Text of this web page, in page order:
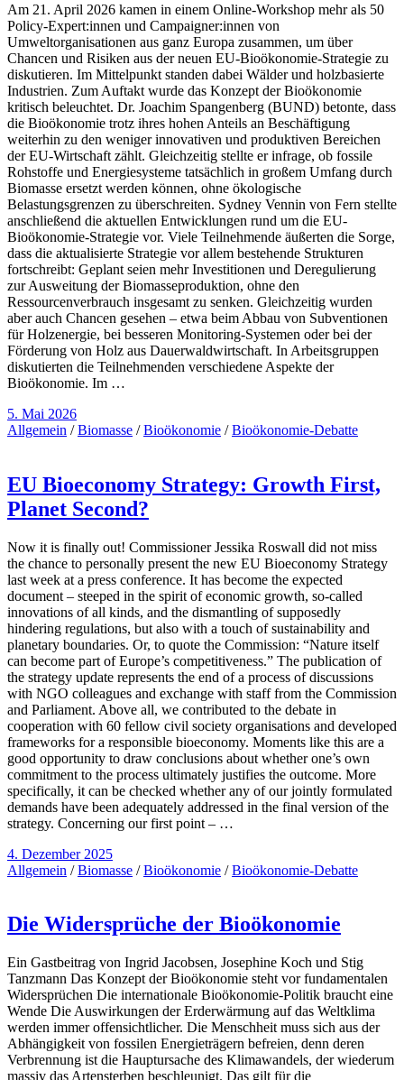
Am 21. April 2026 kamen in einem Online-Workshop mehr als 50
Policy-Expert:innen und Campaigner:innen von
Umweltorganisationen aus ganz Europa zusammen, um über
Chancen und Risiken aus der neuen EU-Bioökonomie-Strategie zu
diskutieren. Im Mittelpunkt standen dabei Wälder und holzbasierte
Industrien. Zum Auftakt wurde das Konzept der Bioökonomie
kritisch beleuchtet. Dr. Joachim Spangenberg (BUND) betonte, dass
die Bioökonomie trotz ihres hohen Anteils an Beschäftigung
weiterhin zu den weniger innovativen und produktiven Bereichen
der EU-Wirtschaft zählt. Gleichzeitig stellte er infrage, ob fossile
Rohstoffe und Energiesysteme tatsächlich in großem Umfang durch
Biomasse ersetzt werden können, ohne ökologische
Belastungsgrenzen zu überschreiten. Sydney Vennin von Fern stellte
anschließend die aktuellen Entwicklungen rund um die EU-
Bioökonomie-Strategie vor. Viele Teilnehmende äußerten die Sorge,
dass die aktualisierte Strategie vor allem bestehende Strukturen
fortschreibt: Geplant seien mehr Investitionen und Deregulierung
zur Ausweitung der Biomasseproduktion, ohne den
Ressourcenverbrauch insgesamt zu senken. Gleichzeitig wurden
aber auch Chancen gesehen – etwa beim Abbau von Subventionen
für Holzenergie, bei besseren Monitoring-Systemen oder bei der
Förderung von Holz aus Dauerwaldwirtschaft. In Arbeitsgruppen
diskutierten die Teilnehmenden verschiedene Aspekte der
Bioökonomie. Im …
5. Mai 2026
Allgemein /Biomasse /Bioökonomie /Bioökonomie-Debatte
EU Bioeconomy Strategy: Growth First,
Planet Second?
Now it is finally out! Commissioner Jessika Roswall did not miss
the chance to personally present the new EU Bioeconomy Strategy
last week at a press conference. It has become the expected
document – steeped in the spirit of economic growth, so-called
innovations of all kinds, and the dismantling of supposedly
hindering regulations, but also with a touch of sustainability and
planetary boundaries. Or, to quote the Commission: “Nature itself
can become part of Europe’s competitiveness.” The publication of
the strategy update represents the end of a process of discussions
with NGO colleagues and exchange with staff from the Commission
and Parliament. Above all, we contributed to the debate in
cooperation with 60 fellow civil society organisations and developed
frameworks for a responsible bioeconomy. Moments like this are a
good opportunity to draw conclusions about whether one’s own
commitment to the process ultimately justifies the outcome. More
specifically, it can be checked whether any of our jointly formulated
demands have been adequately addressed in the final version of the
strategy. Concerning our first point – …
4. Dezember 2025
Allgemein /Biomasse /Bioökonomie /Bioökonomie-Debatte
Die Widersprüche der Bioökonomie
Ein Gastbeitrag von Ingrid Jacobsen, Josephine Koch und Stig
Tanzmann Das Konzept der Bioökonomie steht vor fundamentalen
Widersprüchen Die internationale Bioökonomie-Politik braucht eine
Wende Die Auswirkungen der Erderwärmung auf das Weltklima
werden immer offensichtlicher. Die Menschheit muss sich aus der
Abhängigkeit von fossilen Energieträgern befreien, denn deren
Verbrennung ist die Hauptursache des Klimawandels, der wiederum
massiv das Artensterben beschleunigt. Das gilt für die